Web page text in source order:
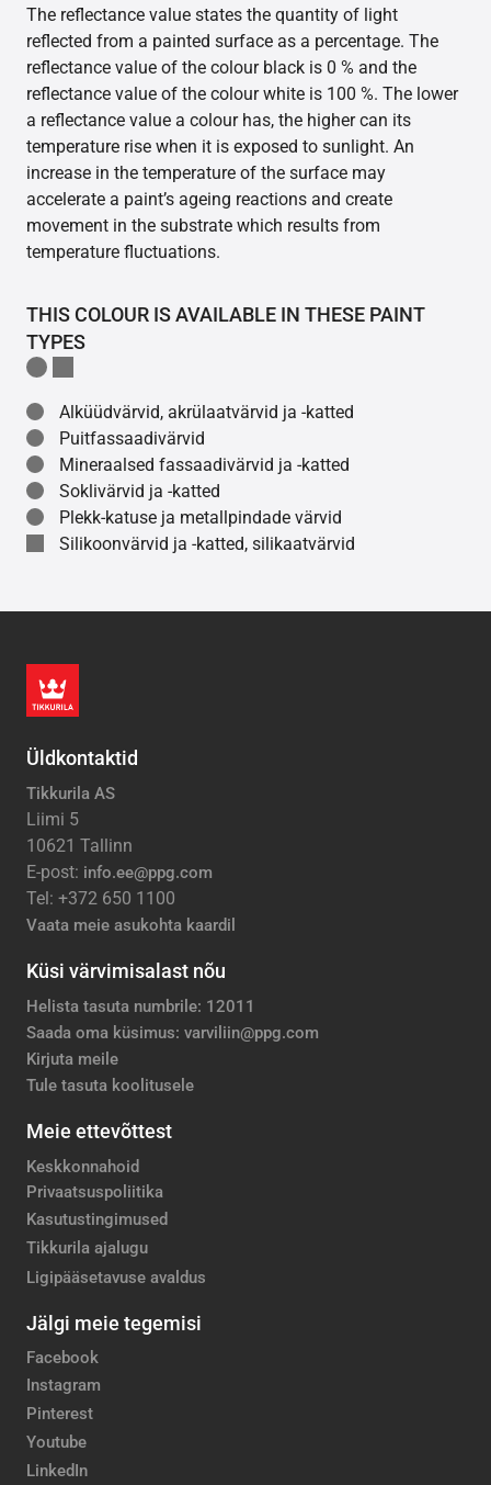
The reflectance value states the quantity of light
reflected from a painted surface as a percentage. The
reflectance value of the colour black is 0 % and the
reflectance value of the colour white is 100 %. The lower
a reflectance value a colour has, the higher can its
temperature rise when it is exposed to sunlight. An
increase in the temperature of the surface may
accelerate a paint’s ageing reactions and create
movement in the substrate which results from
temperature fluctuations.
THIS COLOUR IS AVAILABLE IN THESE PAINT
TYPES
Alküüdvärvid, akrülaatvärvid ja -katted
Puitfassaadivärvid
Mineraalsed fassaadivärvid ja -katted
Soklivärvid ja -katted
Plekk-katuse ja metallpindade värvid
Silikoonvärvid ja -katted, silikaatvärvid
Üldkontaktid
Tikkurila AS
Liimi 5
10621 Tallinn
E-post: info.ee@ppg.com
Tel: +372 650 1100
Vaata meie asukohta kaardil
Küsi värvimisalast nõu
Helista tasuta numbrile: 12011
Saada oma küsimus: varviliin@ppg.com
Kirjuta meile
Tule tasuta koolitusele
Meie ettevõttest
Keskkonnahoid
Privaatsuspoliitika
Kasutustingimused
Tikkurila ajalugu
Ligipääsetavuse avaldus
Jälgi meie tegemisi
Facebook
Instagram
Pinterest
Youtube
LinkedIn